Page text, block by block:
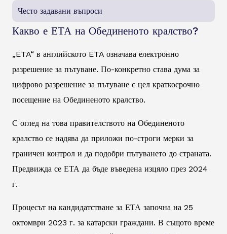
Често задавани въпроси
Какво е ЕТА на Обединеното кралство?
„ETA“ в английското ETA означава електронно
разрешение за пътуване. По-конкретно става дума за
цифрово разрешение за пътуване с цел краткосрочно
посещение на Обединеното кралство.
С оглед на това правителството на Обединеното
кралство се надява да приложи по-строги мерки за
граничен контрол и да подобри пътуването до страната.
Предвижда се ЕТА да бъде въведена изцяло през 2024
г.
Процесът на кандидатстване за ЕТА започна на 25
октомври 2023 г. за катарски граждани. В същото време